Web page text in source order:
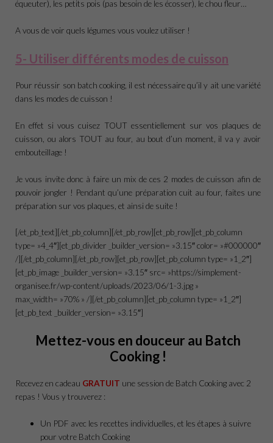
équeuter), les petits pois (pas besoin de les écosser), le chou fleur…
A vous de voir quels légumes vous voulez utiliser !
5- Utiliser différents modes de cuisson
Pour réussir son batch cooking, il est nécessaire qu’il y ait une variété
dans les modes de cuisson !
En effet si vous cuisez TOUT essentiellement sur vos plaques de
cuisson, ou alors TOUT au four, au bout d’un moment, il va y avoir
embouteillage !
Je vous invite donc à faire un mix de ces 2 modes de cuisson afin de
pouvoir jongler ! Pendant qu’une préparation cuit au four, faites une
préparation sur vos plaques, et ainsi de suite !
[/et_pb_text][/et_pb_column][/et_pb_row][et_pb_row][et_pb_column
type= »4_4″][et_pb_divider _builder_version= »3.15″ color= »#000000″
/][/et_pb_column][/et_pb_row][et_pb_row][et_pb_column type= »1_2″]
[et_pb_image _builder_version= »3.15″ src= »https://simplement-
organisee.fr/wp-content/uploads/2023/06/1-3.jpg »
max_width= »70% » /][/et_pb_column][et_pb_column type= »1_2″]
[et_pb_text _builder_version= »3.15″]
Mettez-vous en douceur au Batch
Cooking !
Recevez en cadeau GRATUIT une session de Batch Cooking avec 2
repas ! Vous y trouverez :
Un PDF avec les recettes individuelles, et les étapes à suivre
pour votre Batch Cooking